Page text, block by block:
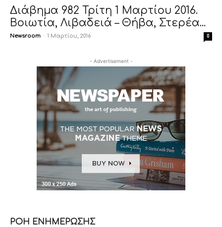
Διάβημα 982 Τρίτη 1 Μαρτίου 2016.
Βοιωτία, Λιβαδειά – Θήβα, Στερέα...
Newsroom - 1 Μαρτίου, 2016 0
- Advertisement -
ΡΟΗ ΕΝΗΜΕΡΩΣΗΣ